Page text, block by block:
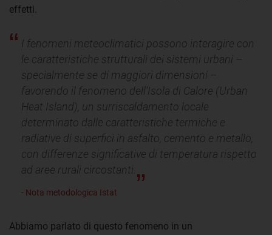
effetti.
I fenomeni meteoclimatici possono interagire con
le caratteristiche strutturali dei sistemi urbani –
specialmente se di maggiori dimensioni –
favorendo il fenomeno dell’Isola di Calore (Urban
Heat Island), un surriscaldamento locale
determinato dalle caratteristiche termiche e
radiative di superfici in asfalto, cemento e metallo,
con differenze significative di temperatura rispetto
ad aree rurali circostanti.
- Nota metodologica Istat
Abbiamo parlato di questo fenomeno in un